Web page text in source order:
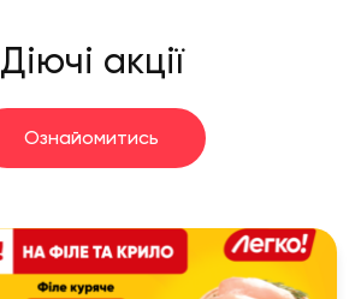
Діючі акції
Ознайомитись